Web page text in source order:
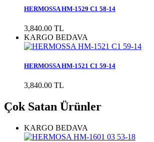
HERMOSSA HM-1529 C1 58-14
3,840.00 TL
KARGO BEDAVA
HERMOSSA HM-1521 C1 59-14
3,840.00 TL
Çok Satan Ürünler
KARGO BEDAVA